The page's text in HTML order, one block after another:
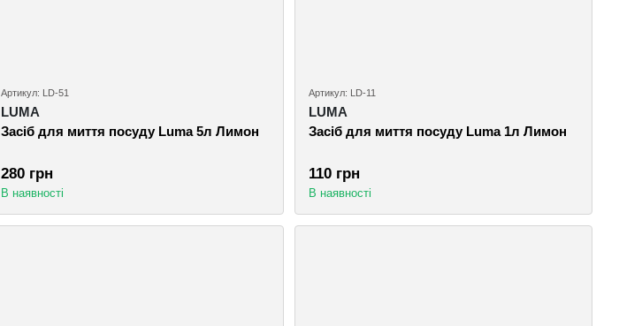
Артикул: LD-51
LUMA
Засіб для миття посуду Luma 5л Лимон
280 грн
В наявності
Артикул: LD-11
LUMA
Засіб для миття посуду Luma 1л Лимон
110 грн
В наявності